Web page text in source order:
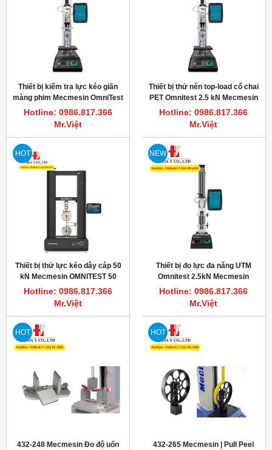
Thiết bị kiểm tra lực kéo giãn
màng phim Mecmesin OmniTest
0.5kN MkI, 500N
Hotline: 0986.817.366
Mr.Việt
Thiết bị thử nén top-load cổ chai
PET Omnitest 2.5 kN Mecmesin
England
Hotline: 0986.817.366
Mr.Việt
HOT
Thiết bị thử lực kéo dây cáp 50
kN Mecmesin OMNITEST 50
TOUCH
Hotline: 0986.817.366
Mr.Việt
NEW
Thiết bị đo lực đa năng UTM
Omnitest 2.5kN Mecmesin
Hotline: 0986.817.366
Mr.Việt
HOT
432-248 Mecmesin Đo độ uốn
HOT
432-265 Mecmesin | Pull Peel